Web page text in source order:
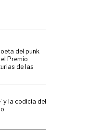
del punk
Premio
de las
y la codicia del